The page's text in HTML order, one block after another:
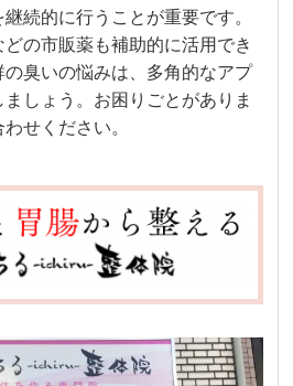
続的に行うことが重要です。
の市販薬も補助的に活用でき
の臭いの悩みは、多角的なアプ
しょう。お困りごとがありま
せください。